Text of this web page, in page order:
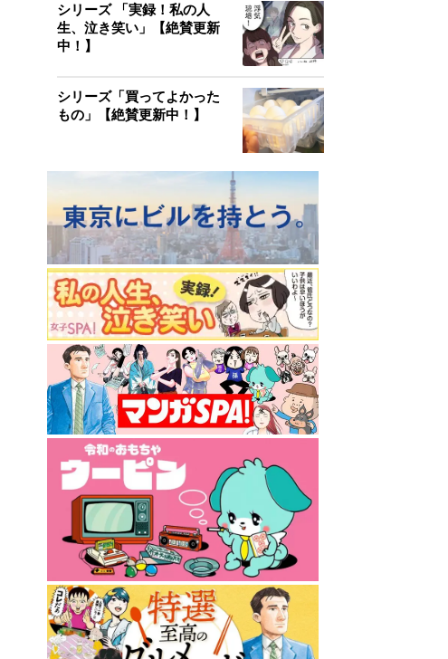
シリーズ 「実録！私の人
生、泣き笑い」【絶賛更新
中！】
シリーズ「買ってよかった
もの」【絶賛更新中！】